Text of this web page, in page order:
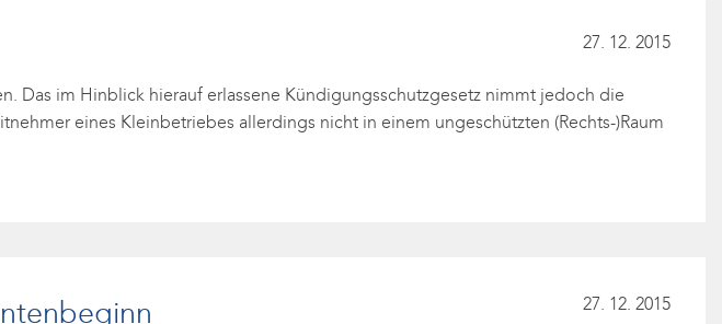
27. 12. 2015
Das im Hinblick hierauf erlassene Kündigungsschutzgesetz nimmt jedoch die
eines Kleinbetriebes allerdings nicht in einem ungeschützten (Rechts-)Raum
27. 12. 2015